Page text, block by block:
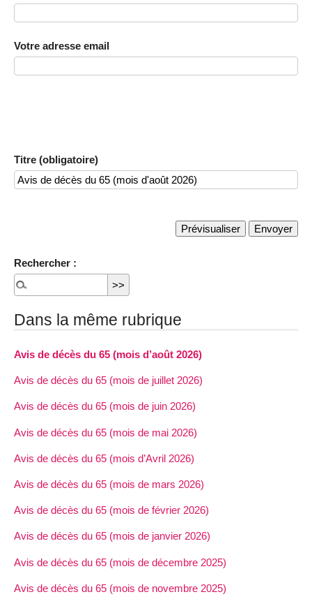
Votre adresse email
Titre (obligatoire)
Rechercher :
Dans la même rubrique
Avis de décès du 65 (mois d’août 2026)
Avis de décès du 65 (mois de juillet 2026)
Avis de décès du 65 (mois de juin 2026)
Avis de décès du 65 (mois de mai 2026)
Avis de décès du 65 (mois d’Avril 2026)
Avis de décès du 65 (mois de mars 2026)
Avis de décès du 65 (mois de février 2026)
Avis de décès du 65 (mois de janvier 2026)
Avis de décès du 65 (mois de décembre 2025)
Avis de décès du 65 (mois de novembre 2025)